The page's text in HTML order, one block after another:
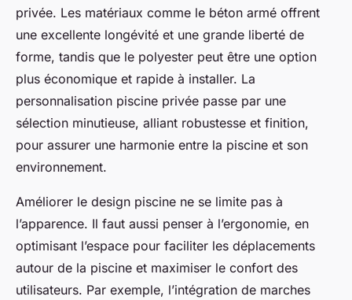
privée. Les matériaux comme le béton armé offrent
une excellente longévité et une grande liberté de
forme, tandis que le polyester peut être une option
plus économique et rapide à installer. La
personnalisation piscine privée passe par une
sélection minutieuse, alliant robustesse et finition,
pour assurer une harmonie entre la piscine et son
environnement.
Améliorer le design piscine ne se limite pas à
l’apparence. Il faut aussi penser à l’ergonomie, en
optimisant l’espace pour faciliter les déplacements
autour de la piscine et maximiser le confort des
utilisateurs. Par exemple, l’intégration de marches